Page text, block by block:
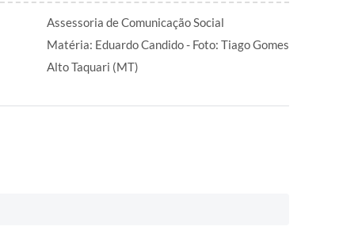
Assessoria de Comunicação Social
Matéria: Eduardo Candido - Foto: Tiago Gomes
Alto Taquari (MT)